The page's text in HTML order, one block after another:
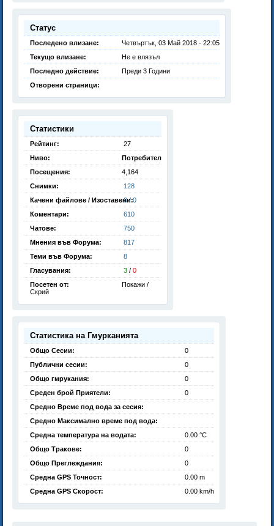
Статус
Последено влизане:
Четвъртък, 03 Май 2018 - 22:05
Текущо влизане:
Не е влязъл
Последно действие:
Преди 3 Години
Отворени страници:
Статистики
Рейтинг:
27
Ниво:
Потребител
Посещения:
4,164
Снимки:
128
Качени файлове / Изоставени:
0 / 0
Коментари:
610
Чатове:
750
Мнения във Форума:
817
Теми във Форума:
8
Гласувания:
3 / 0
Посетен от:
Покажи /
Скрий
Статистика на Гмурканията
Общо Сесии:
0
Публични сесии:
0
Общо гмрукания:
0
Среден брой Приятели:
0
Средно Време под вода за сесия:
Средно Максимално време под вода:
Средна температура на водата:
0.00 °C
Общо Тракове:
0
Общо Преглеждания:
0
Средна GPS Точност:
0.00 m
Средна GPS Скорост:
0.00 km/h